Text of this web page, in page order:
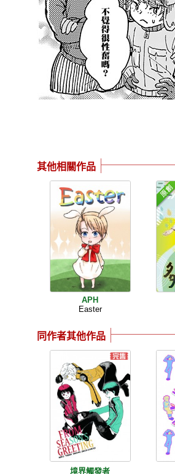
其他相關作品
APH
Easter
同作者其他作品
境界觸發者